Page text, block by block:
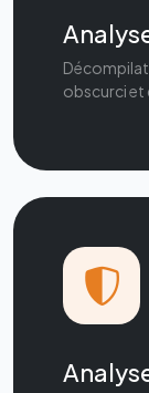
obscurci et